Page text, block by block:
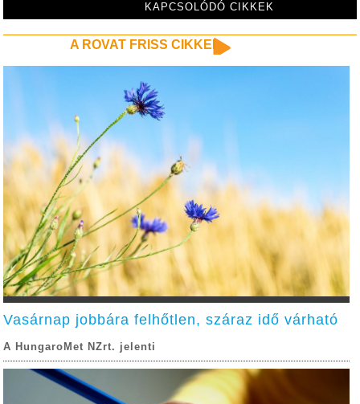
KAPCSOLÓDÓ CIKKEK
A ROVAT FRISS CIKKEI
Vasárnap jobbára felhőtlen, száraz idő várható
A HungaroMet NZrt. jelenti